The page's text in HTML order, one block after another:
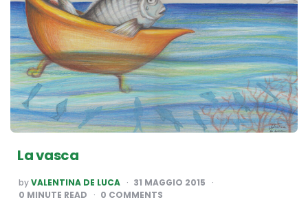
La vasca
POSTED
BY
byVALENTINA DE LUCA
31 MAGGIO 2015
0 MINUTE READ 0 COMMENTS